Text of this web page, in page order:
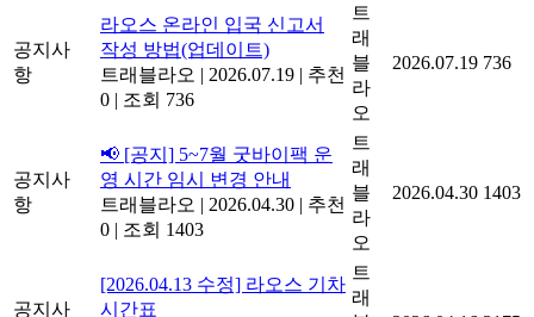
공지사
항
라오스 온라인 입국 신고서
작성 방법(업데이트)
트래블라오 | 2026.07.19 | 추천
0 | 조회 736
트
래
블
라
오
2026.07.19 736
공지사
항
📢 [공지] 5~7월 굿바이팩 운
영 시간 임시 변경 안내
트래블라오 | 2026.04.30 | 추천
0 | 조회 1403
트
래
블
라
오
2026.04.30 1403
공지사
[2026.04.13 수정] 라오스 기차
시간표
트
래